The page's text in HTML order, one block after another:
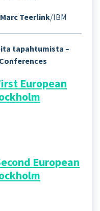
Marc Teerlink/IBM
tapahtumista –
European
European